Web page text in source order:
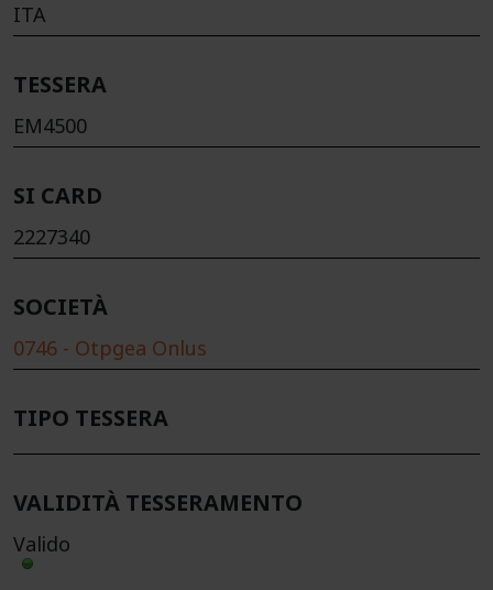
ITA
TESSERA
EM4500
SI CARD
2227340
SOCIETÀ
0746 - Otpgea Onlus
TIPO TESSERA
VALIDITÀ TESSERAMENTO
Valido